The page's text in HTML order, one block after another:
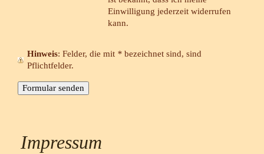
Einwilligung jederzeit widerrufen
kann.
Hinweis : Felder, die mit * bezeichnet sind, sind
Pflichtfelder.
Impressum